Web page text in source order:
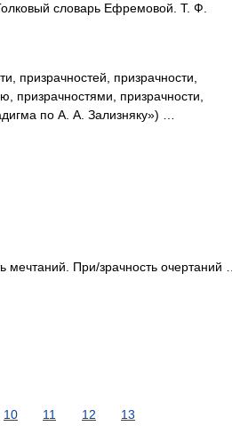
словарь Ефремовой. Т. Ф.
призрачностей, призрачности,
призрачностями, призрачности,
по А. А. Зализняку») …
При/зрачность очертаний …
10 11 12 13